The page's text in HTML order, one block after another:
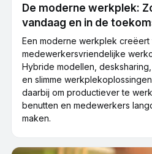
De moderne werkplek:
vandaag en in de
Een moderne werkplek
medewerkersvriendelijke
Hybride modellen,
en slimme
daarbij om productiever te
benutten en medewerkers
maken.